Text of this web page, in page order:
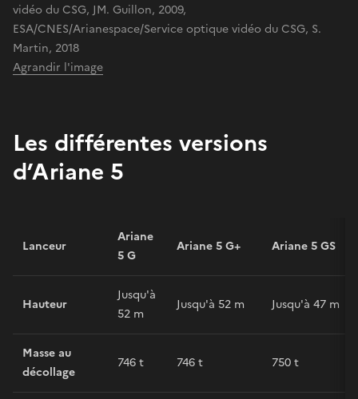
vidéo du CSG, JM. Guillon, 2009,
ESA/CNES/Arianespace/Service optique vidéo du CSG, S.
Martin, 2018
Agrandir l'image
Les différentes versions
d’Ariane 5
Lanceur
Ariane
5 G
Ariane 5 G+ Ariane 5 GS
Hauteur
Jusqu'à
52 m
Jusqu'à 52 m Jusqu'à 47 m
Masse au
décollage
746 t 746 t 750 t